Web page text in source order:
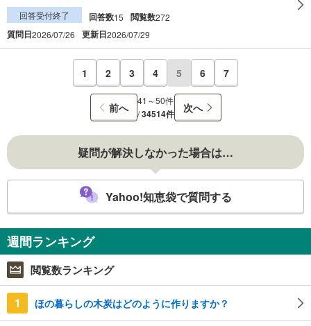
回答受付終了 回答数15 閲覧数272
質問日2026/07/26 更新日2026/07/29
1 2 3 4 5 6 7
前へ
41～50件
/34514件 次へ
疑問が解決しなかった場合は…
Yahoo!知恵袋で質問する
週間ランキング
閲覧数ランキング
1 ほの暮らしの木炭はどのように作りますか？